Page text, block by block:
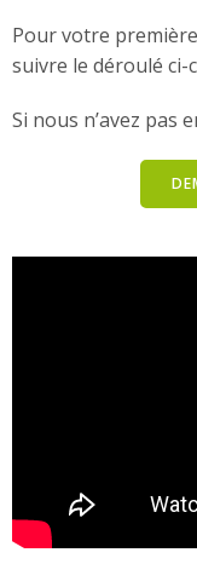
Pour votre
suivre le déroulé ci-
Si nous n’avez pas